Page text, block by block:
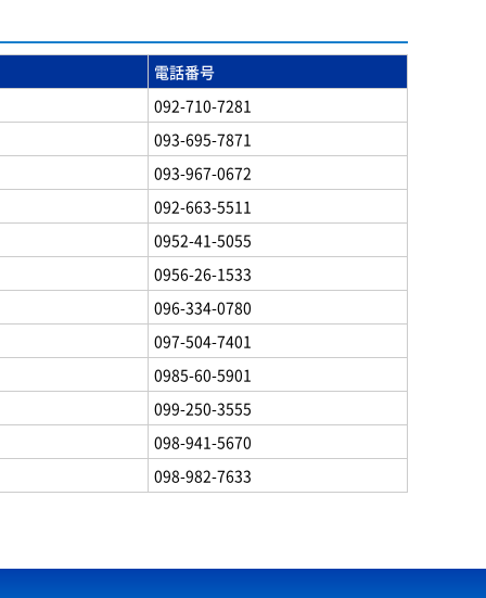
電話番号
092-710-7281
093-695-7871
093-967-0672
092-663-5511
0952-41-5055
0956-26-1533
096-334-0780
097-504-7401
0985-60-5901
099-250-3555
098-941-5670
098-982-7633